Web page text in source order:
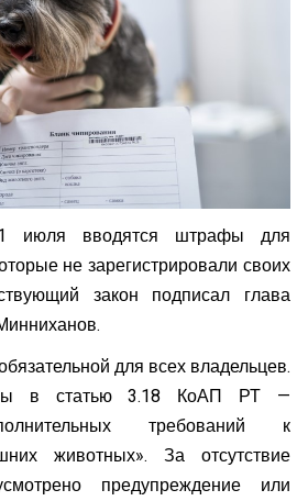
июля вводятся штрафы для
не зарегистрировали своих
закон подписал глава
для всех владельцев.
в статью 3.18 КоАП РТ —
требований к
животных». За отсутствие
предупреждение или